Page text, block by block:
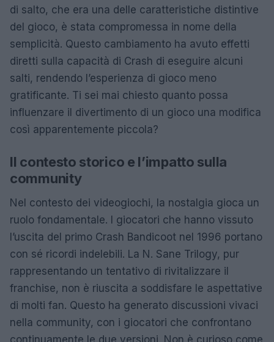
di salto, che era una delle caratteristiche distintive
del gioco, è stata compromessa in nome della
semplicità. Questo cambiamento ha avuto effetti
diretti sulla capacità di Crash di eseguire alcuni
salti, rendendo l’esperienza di gioco meno
gratificante. Ti sei mai chiesto quanto possa
influenzare il divertimento di un gioco una modifica
così apparentemente piccola?
Il contesto storico e l’impatto sulla
community
Nel contesto dei videogiochi, la nostalgia gioca un
ruolo fondamentale. I giocatori che hanno vissuto
l’uscita del primo Crash Bandicoot nel 1996 portano
con sé ricordi indelebili. La N. Sane Trilogy, pur
rappresentando un tentativo di rivitalizzare il
franchise, non è riuscita a soddisfare le aspettative
di molti fan. Questo ha generato discussioni vivaci
nella community, con i giocatori che confrontano
continuamente le due versioni. Non è curioso come